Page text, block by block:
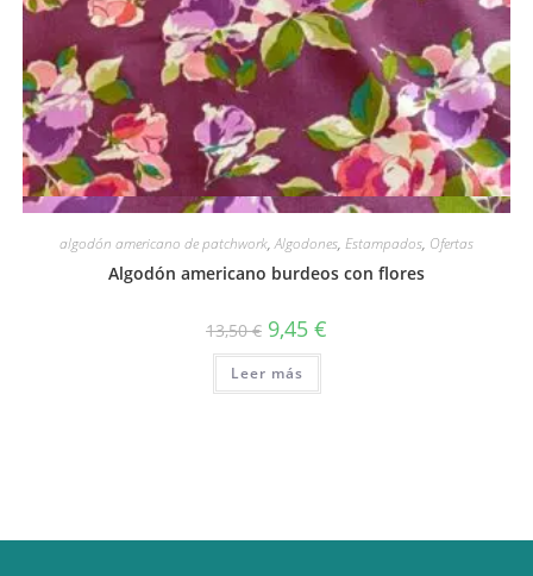
Vista rápida
algodón americano de patchwork,Algodones, Estampados, Ofertas
Algodón americano burdeos con flores
13,50€ El
precio
original
era:
13,50 €.
9,45 €
Leer más